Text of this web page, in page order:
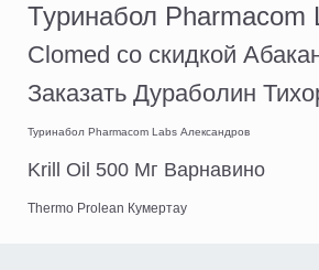
Туринабол Pharmacom
Clomed со скидкой
Заказать Дураболин
Туринабол Pharmacom Labs Александров
Krill Oil 500 Мг Варнавино
Thermo Prolean Кумертау